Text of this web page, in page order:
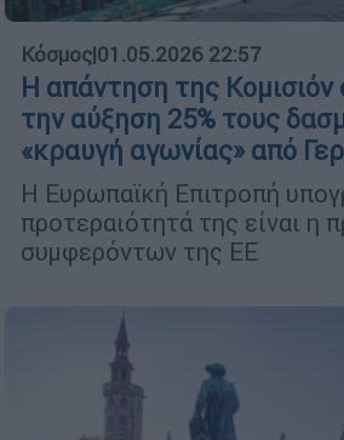
Κόσμος|01.05.2026 22:57
H απάντηση της Κομισιόν
την αύξηση 25% τους
«κραυγή αγωνίας» από
Η Ευρωπαϊκή Επιτροπή
προτεραιότητά της είναι η
συμφερόντων της ΕΕ